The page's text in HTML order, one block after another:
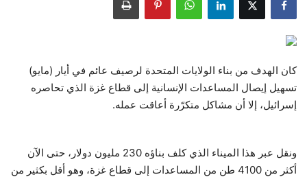
اقتصاد
رياضة
حياة
كان الهدف من بناء الولايات المتحدة لرصيف عائم في أيار (مايو)
تسهيل إيصال المساعدات الإنسانية إلى قطاع غزة الذي تحاصره
إسرائيل، إلا أن مشاكل متكرّرة أعاقت عمله.
ونقل عبر هذا الميناء الذي كلف بناؤه 230 مليون دولار، حتى الآن
أكثر من 4100 طن من المساعدات إلى قطاع غزة، وهو أقل بكثير من